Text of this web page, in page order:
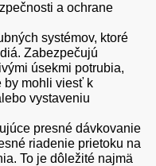
a ochrane
systémov, ktoré
Zabezpečujú
úsekmi potrubia,
by mohli viesť k
vystaveniu
presné dávkovanie
riadenie prietoku na
To je dôležité najmä